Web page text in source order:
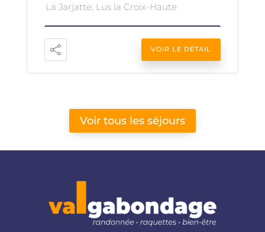
La Jarjatte, Lus la Croix-Haute
VOIR LE DÉTAIL
Voir tous les séjours